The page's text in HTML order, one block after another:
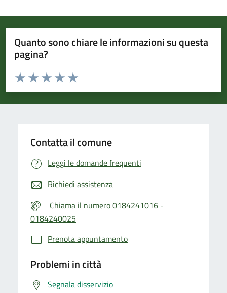
Quanto sono chiare le informazioni su questa
pagina?
Valuta da 1 a 5 stelle la pagina
Valuta 5 stelle su 5
Valuta 4 stelle su 5
Valuta 3 stelle su 5
Valuta 2 stelle su 5
Valuta 1 stelle su 5
Contatta il comune
Leggi le domande frequenti
Richiedi assistenza
Chiama il numero 0184241016 -
0184240025
Prenota appuntamento
Problemi in città
Segnala disservizio